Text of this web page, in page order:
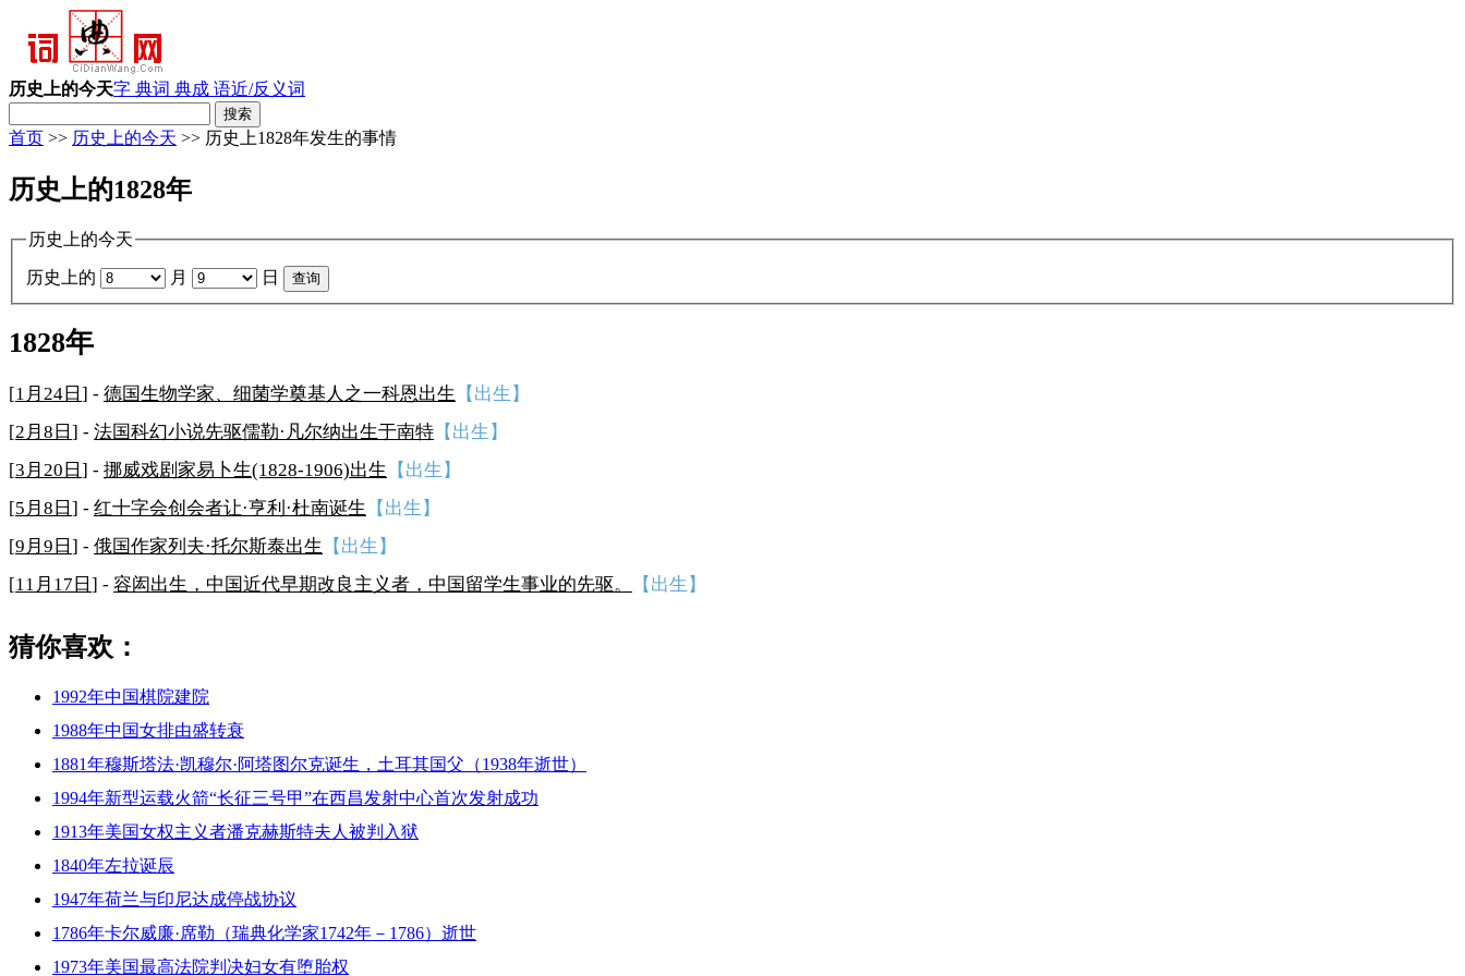
历史上的今天字 典词 典成 语近/反义词
首页 >> 历史上的今天 >> 历史上1828年发生的事情
历史上的1828年
历史上的今天
历史上的 月 日
1828年
[1月24日 ] - 德国生物学家、细菌学奠基人之一科恩出生
【出生】
[2月8日 ] - 法国科幻小说先驱儒勒·凡尔纳出生于南特 【出生】
[3月20日 ] - 挪威戏剧家易卜生(1828-1906)出生
【出生】
[5月8日 ] - 红十字会创会者让·亨利·杜南诞生
【出生】
[9月9日 ] - 俄国作家列夫·托尔斯泰出生
【出生】
[11月17日 ] - 容闳出生，中国近代早期改良主义者，中国留学生事业的先驱。 【出生】
猜你喜欢：
1992年中国棋院建院
1988年中国女排由盛转衰
1881年穆斯塔法·凯穆尔·阿塔图尔克诞生，土耳其国父（1938年逝世）
1994年新型运载火箭“长征三号甲”在西昌发射中心首次发射成功
1913年美国女权主义者潘克赫斯特夫人被判入狱
1840年左拉诞辰
1947年荷兰与印尼达成停战协议
1786年卡尔威廉·席勒（瑞典化学家1742年－1786）逝世
1973年美国最高法院判决妇女有堕胎权